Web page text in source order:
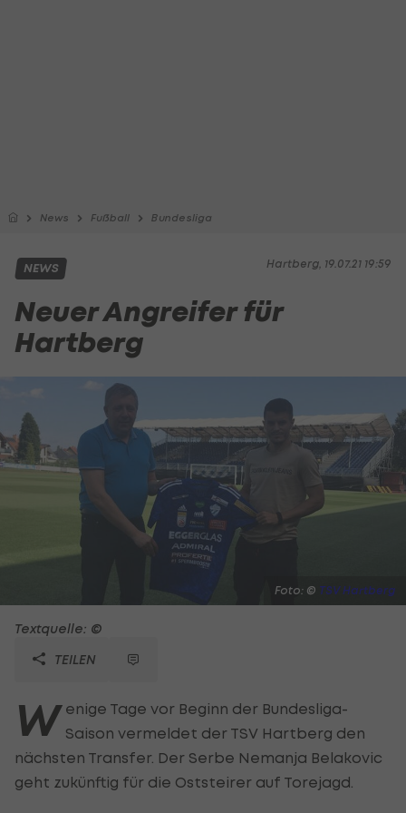
News Fußball Bundesliga
Hartberg, 19.07.21 19:59
NEWS
Neuer Angreifer für
Hartberg
Foto: © TSV Hartberg
Textquelle: ©
TEILEN
W enige Tage vor Beginn der Bundesliga-
Saison vermeldet der TSV Hartberg den
nächsten Transfer. Der Serbe Nemanja Belakovic
geht zukünftig für die Oststeirer auf Torejagd.